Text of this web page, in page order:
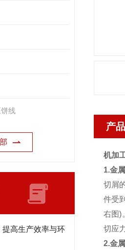
线
高生产效率与环
产
机加
1.金
切屑
件受
右图)
切应
2.金